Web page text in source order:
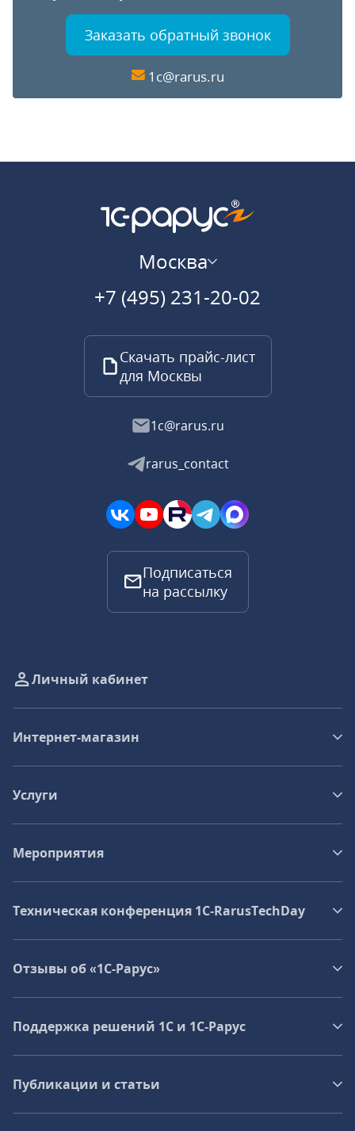
Заказать обратный звонок
1c@rarus.ru
Москва
+7 (495) 231-20-02
Скачать прайс-лист
для Москвы
1c@rarus.ru
rarus_contact
Подписаться
на рассылку
Личный кабинет
Интернет-магазин
Услуги
Мероприятия
Техническая конференция 1C‑RarusTechDay
Отзывы об «1С-Рарус»
Поддержка решений 1С и 1С‑Рарус
Публикации и статьи